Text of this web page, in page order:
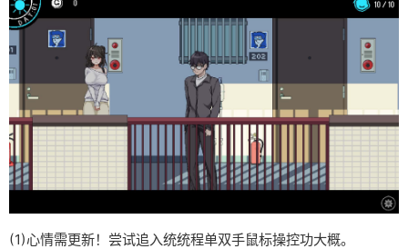
(1)心情需更新！尝试追入统统程单双手鼠标操控功大概。